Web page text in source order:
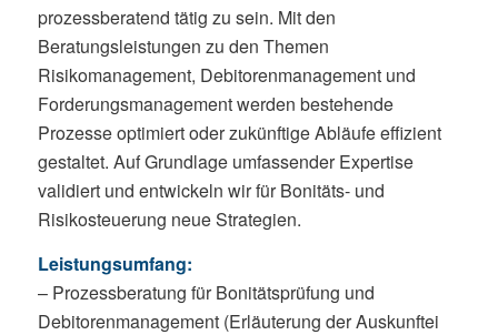
prozessberatend tätig zu sein. Mit den
Beratungsleistungen zu den Themen
Risikomanagement, Debitorenmanagement und
Forderungsmanagement werden bestehende
Prozesse optimiert oder zukünftige Abläufe effizient
gestaltet. Auf Grundlage umfassender Expertise
validiert und entwickeln wir für Bonitäts- und
Risikosteuerung neue Strategien.
Leistungsumfang:
– Prozessberatung für Bonitätsprüfung und
Debitorenmanagement (Erläuterung der Auskunftei